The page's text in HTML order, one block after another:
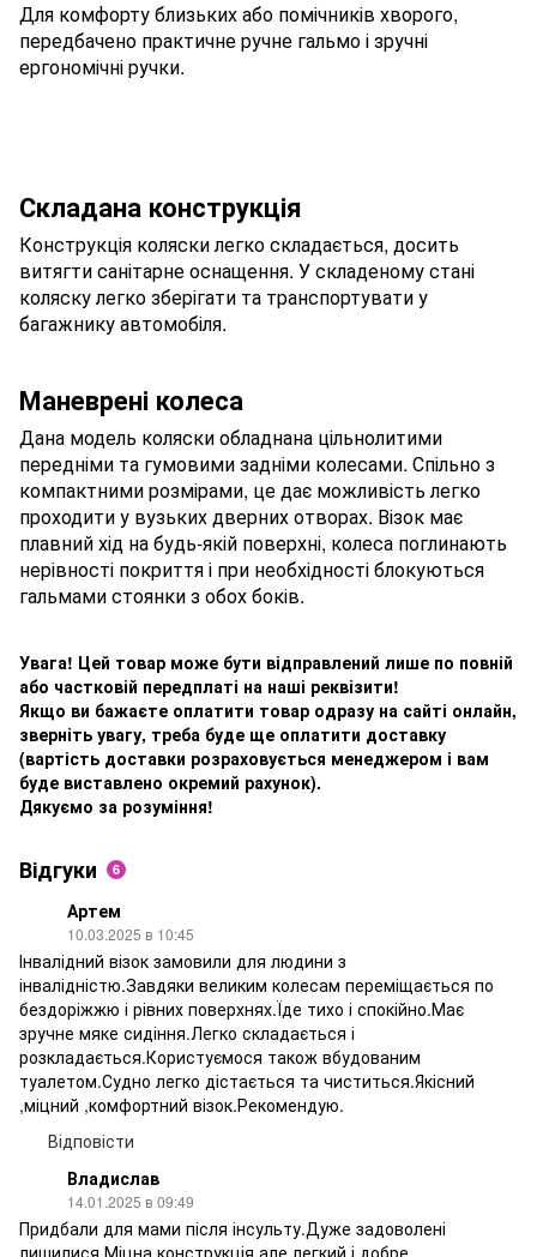
Для комфорту близьких або помічників хворого,
передбачено практичне ручне гальмо і зручні
ергономічні ручки.
Складана конструкція
Конструкція коляски легко складається, досить
витягти санітарне оснащення. У складеному стані
коляску легко зберігати та транспортувати у
багажнику автомобіля.
Маневрені колеса
Дана модель коляски обладнана цільнолитими
передніми та гумовими задніми колесами. Спільно з
компактними розмірами, це дає можливість легко
проходити у вузьких дверних отворах. Візок має
плавний хід на будь-якій поверхні, колеса поглинають
нерівності покриття і при необхідності блокуються
гальмами стоянки з обох боків.
Увага! Цей товар може бути відправлений лише по повній
або частковій передплаті на наші реквізити!
Якщо ви бажаєте оплатити товар одразу на сайті онлайн,
зверніть увагу, треба буде ще оплатити доставку
(вартість доставки розраховується менеджером і вам
буде виставлено окремий рахунок).
Дякуємо за розуміння!
Відгуки 6
Артем
10.03.2025 в 10:45
Інвалідний візок замовили для людини з
інвалідністю.Завдяки великим колесам переміщається по
бездоріжжю і рівних поверхнях.Їде тихо і спокійно.Має
зручне мяке сидіння.Легко складається і
розкладається.Користуємося також вбудованим
туалетом.Судно легко дістається та чиститься.Якісний
,міцний ,комфортний візок.Рекомендую.
Відповісти
Владислав
14.01.2025 в 09:49
Придбали для мами після інсульту.Дуже задоволені
лишилися.Міцна конструкція,але легкий і добре